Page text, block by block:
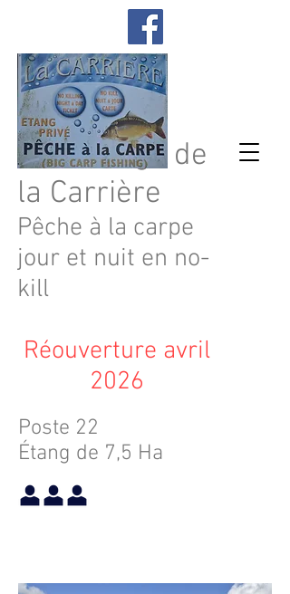
Les étangs de
la Carrière
Pêche à la carpe
jour et nuit en no-
kill
Réouverture avril
2026
Poste 22
Étang de 7,5 Ha